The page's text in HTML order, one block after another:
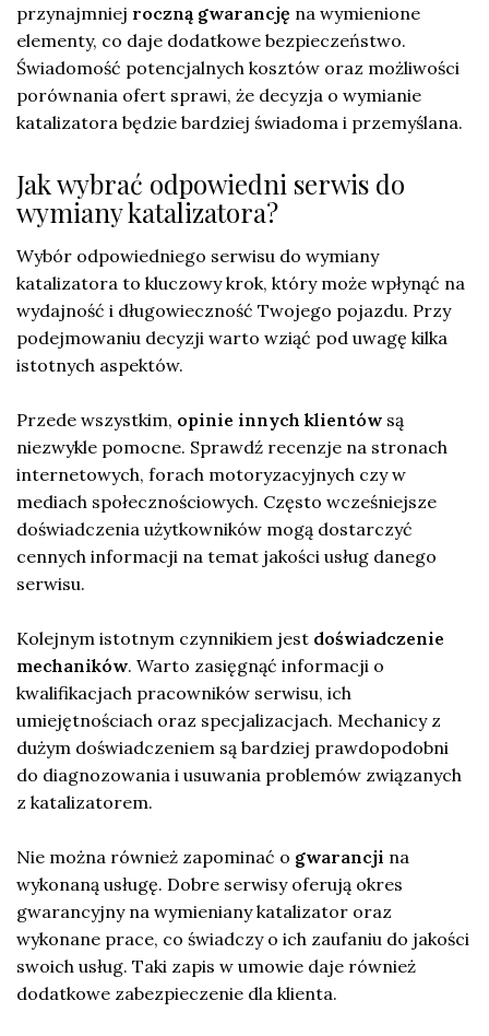
przynajmniej roczną gwarancję na wymienione
elementy, co daje dodatkowe bezpieczeństwo.
Świadomość potencjalnych kosztów oraz możliwości
porównania ofert sprawi, że decyzja o wymianie
katalizatora będzie bardziej świadoma i przemyślana.
Jak wybrać odpowiedni serwis do
wymiany katalizatora?
Wybór odpowiedniego serwisu do wymiany
katalizatora to kluczowy krok, który może wpłynąć na
wydajność i długowieczność Twojego pojazdu. Przy
podejmowaniu decyzji warto wziąć pod uwagę kilka
istotnych aspektów.
Przede wszystkim, opinie innych klientów są
niezwykle pomocne. Sprawdź recenzje na stronach
internetowych, forach motoryzacyjnych czy w
mediach społecznościowych. Często wcześniejsze
doświadczenia użytkowników mogą dostarczyć
cennych informacji na temat jakości usług danego
serwisu.
Kolejnym istotnym czynnikiem jest doświadczenie
mechaników. Warto zasięgnąć informacji o
kwalifikacjach pracowników serwisu, ich
umiejętnościach oraz specjalizacjach. Mechanicy z
dużym doświadczeniem są bardziej prawdopodobni
do diagnozowania i usuwania problemów związanych
z katalizatorem.
Nie można również zapominać o gwarancji na
wykonaną usługę. Dobre serwisy oferują okres
gwarancyjny na wymieniany katalizator oraz
wykonane prace, co świadczy o ich zaufaniu do jakości
swoich usług. Taki zapis w umowie daje również
dodatkowe zabezpieczenie dla klienta.